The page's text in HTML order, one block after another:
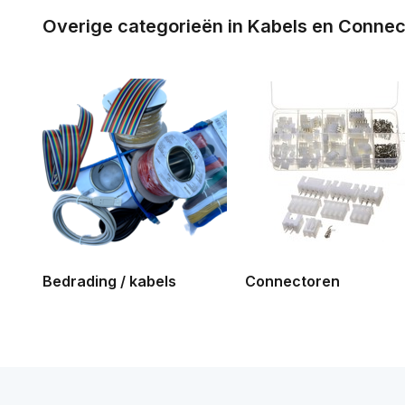
Overige categorieën in Kabels en
Bedrading / kabels Connectoren